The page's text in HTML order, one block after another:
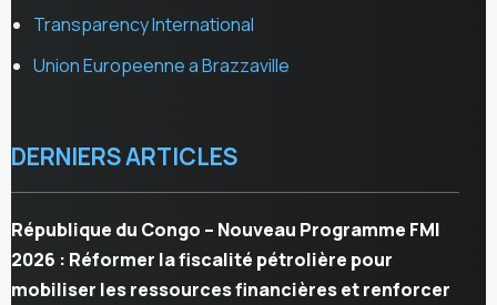
Transparency International
Union Europeenne a Brazzaville
DERNIERS ARTICLES
République du Congo – Nouveau Programme FMI
2026 : Réformer la fiscalité pétrolière pour
mobiliser les ressources financières et renforcer